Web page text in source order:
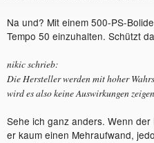
Na und? Mit einem 500-PS-
Tempo 50 einzuhalten. Schützt
nikic schrieb:
Die Hersteller werden mit hoher
wird es also keine Auswirkungen
Sehe ich ganz anders. Wenn
er kaum einen Mehraufwand,